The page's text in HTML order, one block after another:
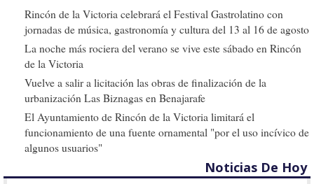
Rincón de la Victoria celebrará el Festival Gastrolatino con
jornadas de música, gastronomía y cultura del 13 al 16 de agosto
La noche más rociera del verano se vive este sábado en Rincón
de la Victoria
Vuelve a salir a licitación las obras de finalización de la
urbanización Las Biznagas en Benajarafe
El Ayuntamiento de Rincón de la Victoria limitará el
funcionamiento de una fuente ornamental "por el uso incívico de
algunos usuarios"
Noticias De Hoy